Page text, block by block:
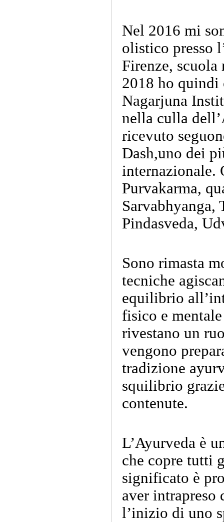
Nel 2016 mi
olistico presso
Firenze,
2018 ho quindi
Nagarjuna
nella culla
ricevuto
Dash,uno dei
internazionale.
Purvakarma,
Sarvabhyanga,
Pindasveda,
Sono rimasta
tecniche
equilibrio
fisico e
rivestano un
vengono
tradizione
squilibrio
contenute.
L’Ayurveda è
che copre tutti
significato è
aver intrapreso
l’inizio di uno